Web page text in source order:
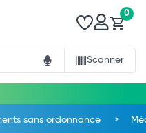
Scanner
0
sans ordonnance